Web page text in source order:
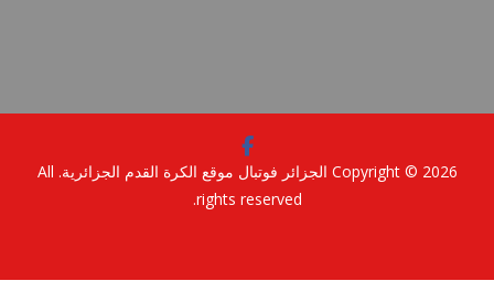
Copyright © الجزائر فوتبال موقع الكرة القدم الجزائرية
. All
rights reserved.